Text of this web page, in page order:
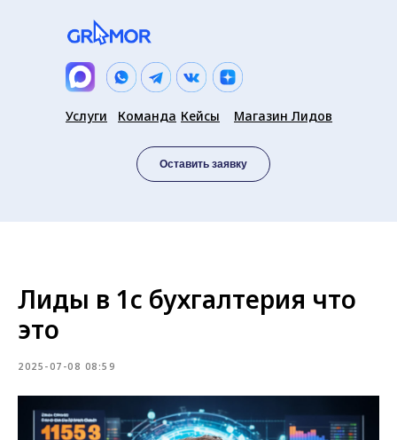
Оставить заявку
Услуги Кейсы Магазин Лидов
Команда
Лиды в 1с бухгалтерия что
это
2025-07-08 08:59